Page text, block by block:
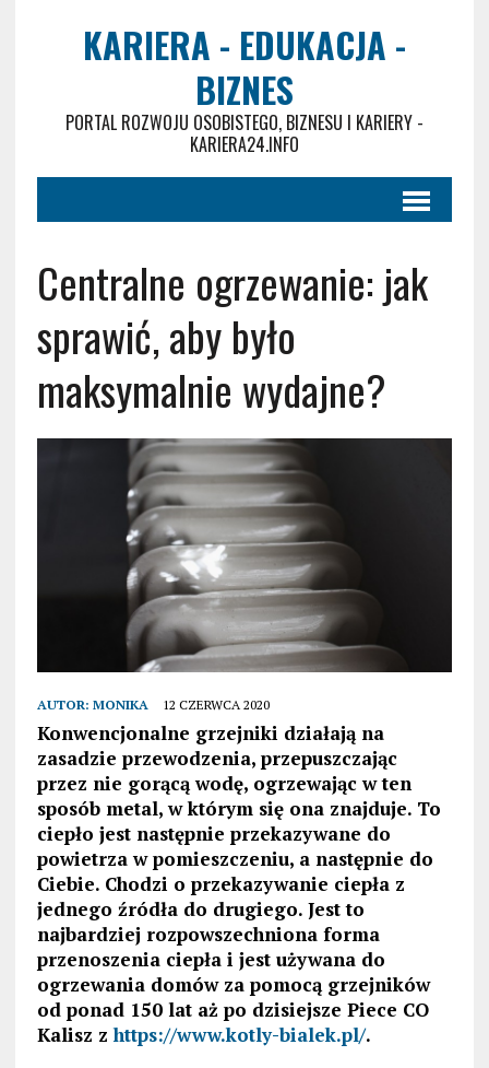
KARIERA - EDUKACJA -
BIZNES
PORTAL ROZWOJU OSOBISTEGO, BIZNESU I KARIERY -
KARIERA24.INFO
Centralne ogrzewanie: jak
sprawić, aby było
maksymalnie wydajne?
AUTOR: MONIKA 12 CZERWCA 2020
Konwencjonalne grzejniki działają na
zasadzie przewodzenia, przepuszczając
przez nie gorącą wodę, ogrzewając w ten
sposób metal, w którym się ona znajduje. To
ciepło jest następnie przekazywane do
powietrza w pomieszczeniu, a następnie do
Ciebie. Chodzi o przekazywanie ciepła z
jednego źródła do drugiego. Jest to
najbardziej rozpowszechniona forma
przenoszenia ciepła i jest używana do
ogrzewania domów za pomocą grzejników
od ponad 150 lat aż po dzisiejsze Piece CO
Kalisz zhttps://www.kotly-bialek.pl/.